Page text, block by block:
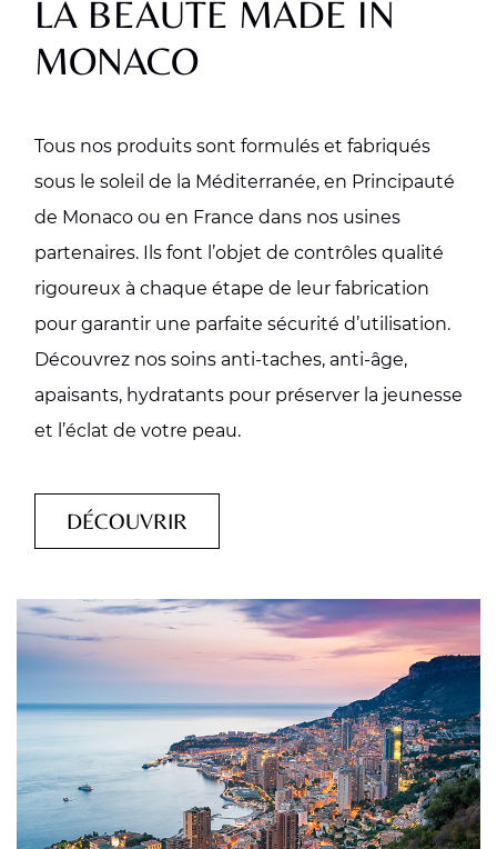
LA BEAUTÉ MADE IN
MONACO
Tous nos produits sont formulés et fabriqués
sous le soleil de la Méditerranée, en Principauté
de Monaco ou en France dans nos usines
partenaires. Ils font l’objet de contrôles qualité
rigoureux à chaque étape de leur fabrication
pour garantir une parfaite sécurité d’utilisation.
Découvrez nos soins anti-taches, anti-âge,
apaisants, hydratants pour préserver la jeunesse
et l’éclat de votre peau.
DÉCOUVRIR